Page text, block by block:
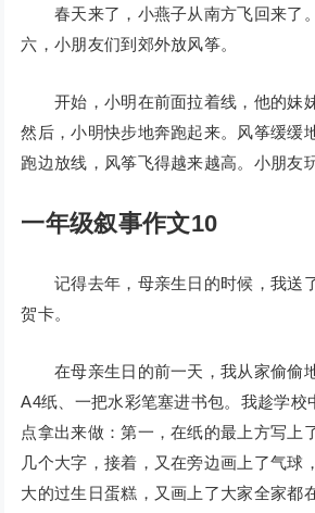
春天来了，小燕子从南方飞回来了
六，小朋友们到郊外放风筝。
开始，小明在前面拉着线，他的妹妹
然后，小明快步地奔跑起来。风筝缓缓
跑边放线，风筝飞得越来越高。小朋友
一年级叙事作文10
记得去年，母亲生日的时候，我送
贺卡。
在母亲生日的前一天，我从家偷偷
A4纸、一把水彩笔塞进书包。我趁学校
点拿出来做：第一，在纸的最上方写上
几个大字，接着，又在旁边画上了气球
大的过生日蛋糕，又画上了大家全家都